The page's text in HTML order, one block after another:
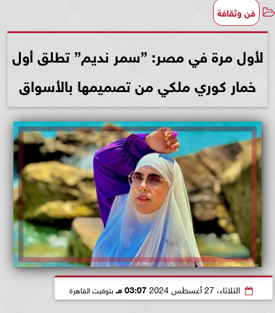
فن وثقافة
لأول مرة في مصر: ”سمر نديم” تطلق أول
خمار كوري ملكي من تصميمها بالأسواق
الثلاثاء، 27 أغسطس 2024 03:07 مـ بتوقيت القاهرة